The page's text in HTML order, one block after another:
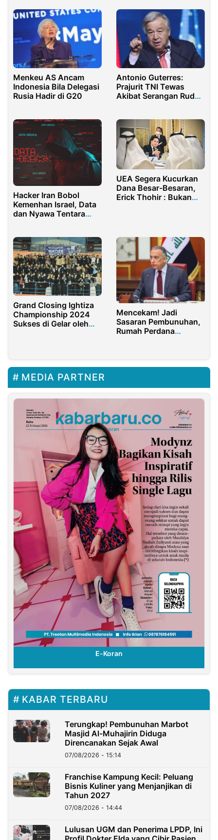
Menkeu AS Ancam
Indonesia Bila Delegasi
Rusia Hadir di G20
Antonio Guterres:
Prajurit TNI Tewas
Akibat Serangan Rudal
Hacker Iran Bobol
Kemenhan Israel, Data
dan Nyawa Tentara
UEA Segera Kucurkan
Dana Besar-Besaran,
Erick Thohir : Bukan
Grand Closing Ightiza
Championship 2024
Sukses di Gelar oleh
Mencekam! Jadi
Sasaran Pembunuhan,
Rumah Perdana
MEDIA PARTNER
E-Koran
KABAR TERBARU
Terungkap! Pembunuhan Marbot
Masjid Al-Muhajirin Diduga
Direncanakan Sejak Awal
07/08/2026 - 15:14
Franchise Kampung Kecil: Peluang
Bisnis Kuliner yang Menjanjikan di
Tahun 2027
07/08/2026 - 14:44
Lulusan UGM dan Penerima LPDP, Ini